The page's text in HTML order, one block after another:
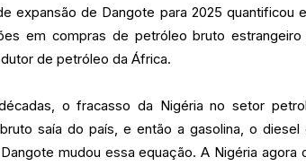
expansão de Dangote para 2025 quantificou
em compras de petróleo bruto
de petróleo da África.
o fracasso da Nigéria no setor
saía do país, e então a gasolina, o
mudou essa equação. A Nigéria